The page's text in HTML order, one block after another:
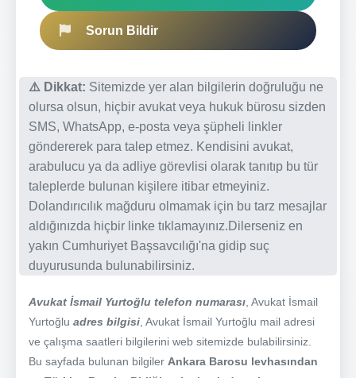
Sorun Bildir
⚠️ Dikkat: Sitemizde yer alan bilgilerin doğruluğu ne
olursa olsun, hiçbir avukat veya hukuk bürosu sizden
SMS, WhatsApp, e-posta veya şüpheli linkler
göndererek para talep etmez. Kendisini avukat,
arabulucu ya da adliye görevlisi olarak tanıtıp bu tür
taleplerde bulunan kişilere itibar etmeyiniz.
Dolandırıcılık mağduru olmamak için bu tarz mesajlar
aldığınızda hiçbir linke tıklamayınız.Dilerseniz en
yakın Cumhuriyet Başsavcılığı'na gidip suç
duyurusunda bulunabilirsiniz.
Avukat İsmail Yurtoğlu telefon numarası , Avukat İsmail
Yurtoğlu adres bilgisi , Avukat İsmail Yurtoğlu mail adresi
ve çalışma saatleri bilgilerini web sitemizde bulabilirsiniz.
Bu sayfada bulunan bilgiler Ankara Barosu levhasından